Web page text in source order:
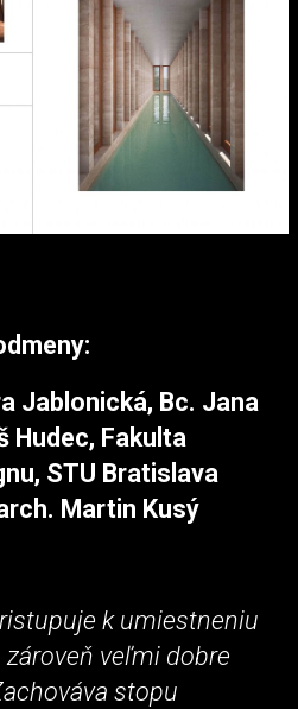
Jablonická, Bc. Jana
Hudec, Fakulta
STU Bratislava
Martin Kusý
k umiestneniu
veľmi dobre
stopu